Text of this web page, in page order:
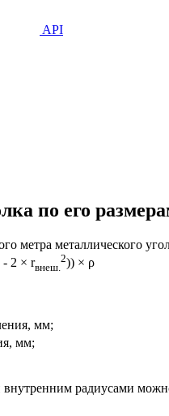
API
по его
метра металлического
- 2 × rвнеш.
2)) × ρ
мм;
мм;
радиусами